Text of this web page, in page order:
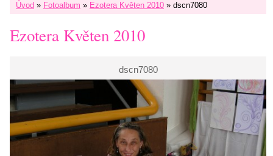
Úvod » Fotoalbum » Ezotera Květen 2010 » dscn7080
Ezotera Květen 2010
dscn7080